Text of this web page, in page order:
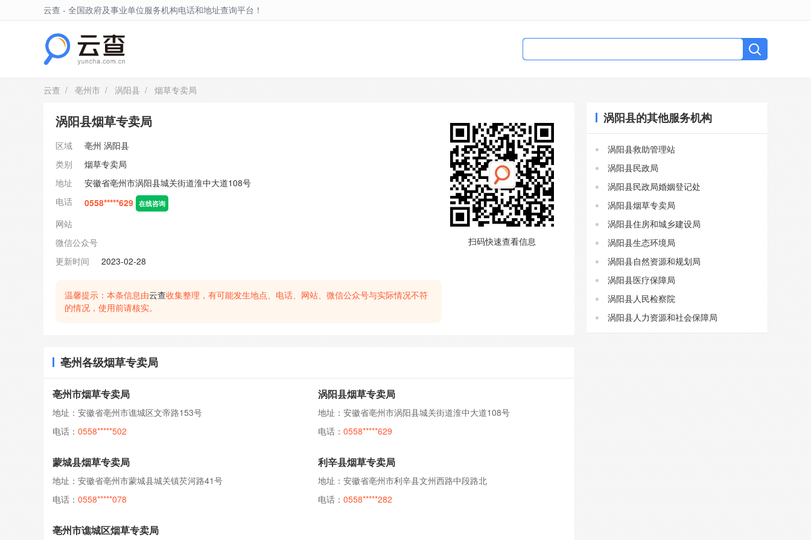
云查 - 全国政府及事业单位服务机构电话和地址查询平台！
云查/亳州市/涡阳县/ 烟草专卖局
涡阳县烟草专卖局
区域 亳州 涡阳县
类别
烟草专卖局
地址
安徽省亳州市涡阳县城关街道淮中大道108号
电话
0558*****629 在线咨询
网站
微信公众号
更新时间
2023-02-28
温馨提示：本条信息由云查收集整理，有可能发生地点、电话、网站、微信公众号与实际情况不符
的情况，使用前请核实。
扫码快速查看信息
亳州各级烟草专卖局
亳州市烟草专卖局
地址：安徽省亳州市谯城区文帝路153号
电话： 0558*****502
涡阳县烟草专卖局
地址：安徽省亳州市涡阳县城关街道淮中大道108号
电话： 0558*****629
蒙城县烟草专卖局
地址：安徽省亳州市蒙城县城关镇芡河路41号
电话： 0558*****078
利辛县烟草专卖局
地址：安徽省亳州市利辛县文州西路中段路北
电话： 0558*****282
亳州市谯城区烟草专卖局
涡阳县的其他服务机构
涡阳县救助管理站
涡阳县民政局
涡阳县民政局婚姻登记处
涡阳县烟草专卖局
涡阳县住房和城乡建设局
涡阳县生态环境局
涡阳县自然资源和规划局
涡阳县医疗保障局
涡阳县人民检察院
涡阳县人力资源和社会保障局